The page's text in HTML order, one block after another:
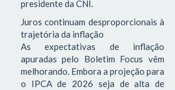
presidente da CNI.
Juros continuam desproporcionais à
trajetória da inflação
As expectativas de inflação
apuradas pelo Boletim Focus vêm
melhorando. Embora a projeção para
o IPCA de 2026 seja de alta de